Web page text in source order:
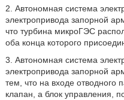
2. Автономная система
электропривода запорной
что турбина микроГЭС
оба конца которого
3. Автономная система
электропривода запорной
тем, что на входе отводного
клапан, а блок управления,